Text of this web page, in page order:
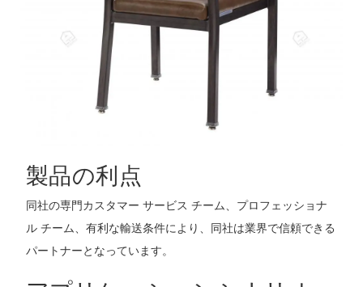
製品の利点
同社の専門カスタマー サービス チーム、プロフェッショナ
ル チーム、有利な輸送条件により、同社は業界で信頼できる
パートナーとなっています。